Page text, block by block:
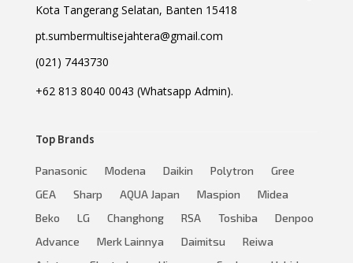
Kota Tangerang Selatan, Banten 15418
pt.sumbermultisejahtera@gmail.com
(021) 7443730
+62 813 8040 0043 (Whatsapp Admin).
Top Brands
Panasonic Modena Daikin Polytron
Gree
GEA
Sharp AQUA Japan Maspion
Midea
Beko
LG Changhong RSA Toshiba
Denpoo
Advance
Merk Lainnya Daimitsu
Reiwa